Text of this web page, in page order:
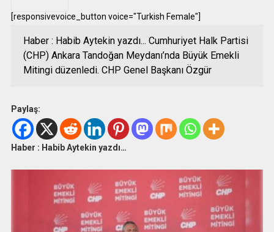
[responsivevoice_button voice="Turkish Female"]
Haber : Habib Aytekin yazdı... Cumhuriyet Halk Partisi
(CHP) Ankara Tandoğan Meydanı’nda Büyük Emekli
Mitingi düzenledi. CHP Genel Başkanı Özgür
Paylaş:
Haber : Habib Aytekin yazdı…